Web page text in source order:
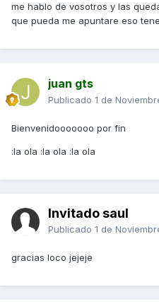
me hablo de vosotros y las
que pueda me apuntare eso
juan gts
Publicado 1 de
Bienvenidooooooo por fin
:la ola :la ola :la ola
Invitado saul
Publicado 1 de
gracias loco jejeje